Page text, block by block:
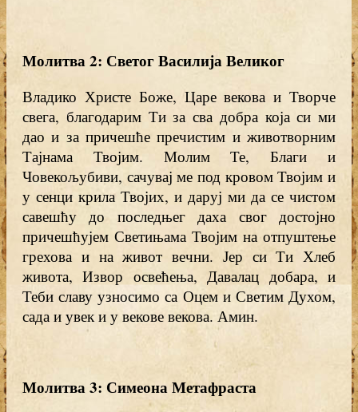
Молитва 2: Светог Василија Великог
Владико Христе Боже, Царе векова и Творче
свега, благодарим Ти за сва добра која си ми
дао и за причешће пречистим и животворним
Тајнама Твојим. Молим Те, Благи и
Човекољубиви, сачувај ме под кровом Твојим и
у сенци крила Твојих, и даруј ми да се чистом
савешћу до последњег даха свог достојно
причешћујем Светињама Твојим на отпуштење
грехова и на живот вечни. Јер си Ти Хлеб
живота, Извор освећења, Давалац добара, и
Теби славу узносимо са Оцем и Светим Духом,
сада и увек и у векове векова. Амин.
Молитва 3: Симеона Метафраста